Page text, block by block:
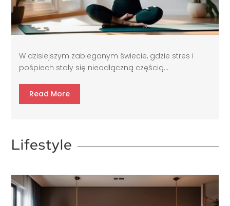
W dzisiejszym zabieganym świecie, gdzie stres i
pośpiech stały się nieodłączną częścią...
Read More
Lifestyle